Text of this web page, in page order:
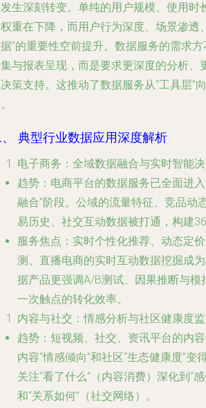
生深刻转变。单纯的用户规模、使用时
重在下降，而用户行为深度、场景渗透
”的重要性空前提升。数据服务的需求
与报表呈现，而是要求更深度的分析、
策支持。这推动了数据服务从“工具层”向
典型行业数据应用深度解析
电子商务：全域数据融合与实时智能
趋势 ：电商平台的数据服务已全面进
融合”阶段。公域的流量特征、竞品动
易历史、社交互动数据被打通，构建
服务焦点 ：实时个性化推荐、动态定
测、直播电商的实时互动数据挖掘成
据产品更强调A/B测试、因果推断与模
一次触点的转化效率。
内容与社交：情感分析与社区健康度监
趋势 ：短视频、社交、资讯平台的内
内容“情感倾向”和社区“生态健康度”
关注“看了什么”（内容消费）深化到“
和“关系如何”（社交网络）。